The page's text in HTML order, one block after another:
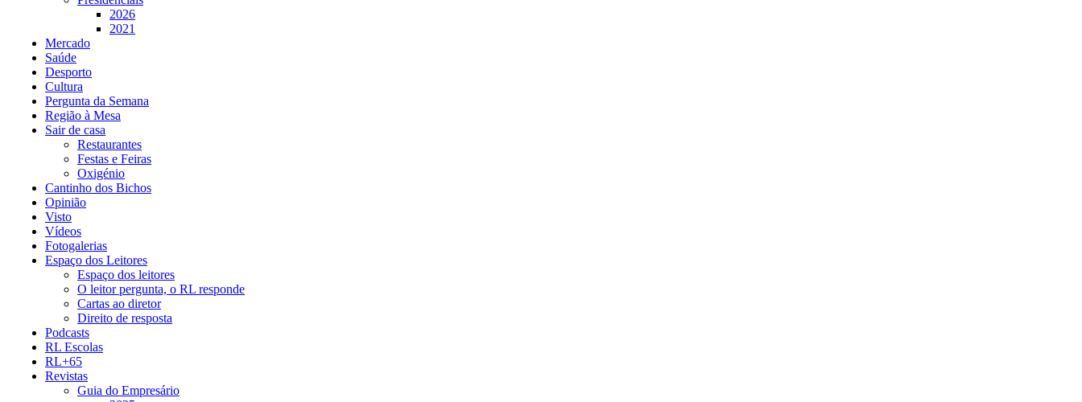
2026
2021
Mercado
Saúde
Desporto
Cultura
Pergunta da Semana
Região à Mesa
Sair de casa
Restaurantes
Festas e Feiras
Oxigénio
Cantinho dos Bichos
Opinião
Visto
Vídeos
Fotogalerias
Espaço dos Leitores
Espaço dos leitores
O leitor pergunta, o RL responde
Cartas ao diretor
Direito de resposta
Podcasts
RL Escolas
RL+65
Revistas
Guia do Empresário